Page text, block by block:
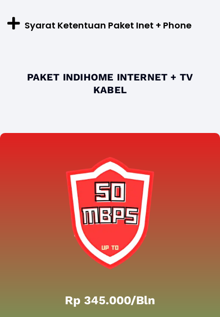
Syarat Ketentuan Paket Inet + Phone
PAKET INDIHOME INTERNET + TV
KABEL
Rp 345.000/bln